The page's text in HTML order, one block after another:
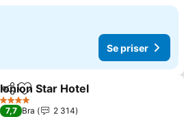
Se priser
Dela Lägg till i Mina Favoriter
Ionion Star Hotel
4 Stjärnor
7,7 Bra
2 314